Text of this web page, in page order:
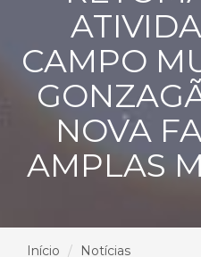
CAMPO
NOVA
AMPLAS
Início
Notícias